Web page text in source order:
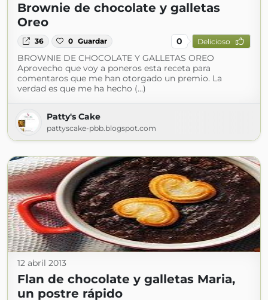
Brownie de chocolate y galletas
Oreo
36 0 Guardar 0 Delicioso
BROWNIE DE CHOCOLATE Y GALLETAS OREO
Aprovecho que voy a poneros esta receta para
comentaros que me han otorgado un premio. La
verdad es que me ha hecho (...)
Patty's Cake
pattyscake-pbb.blogspot.com
12 abril 2013
Flan de chocolate y galletas Maria,
un postre rápido